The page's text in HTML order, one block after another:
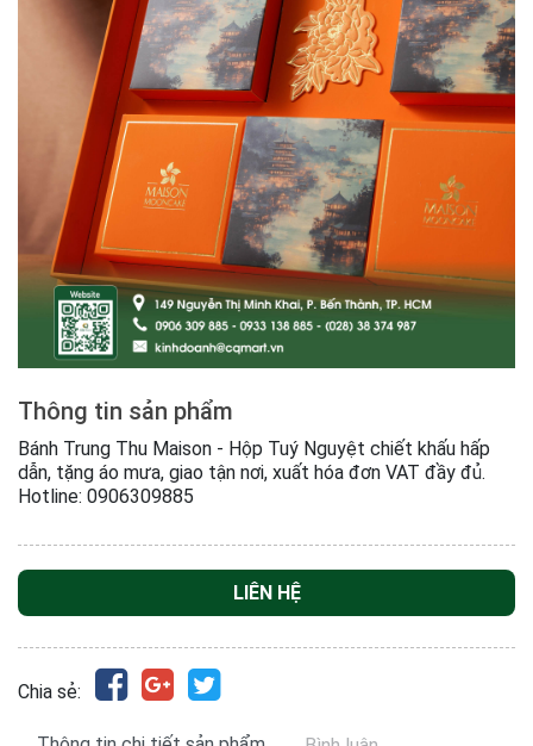
Thông tin sản phẩm
Bánh Trung Thu Maison - Hộp Tuý Nguyệt chiết khấu hấp
dẫn, tặng áo mưa, giao tận nơi, xuất hóa đơn VAT đầy đủ.
Hotline: 0906309885
LIÊN HỆ
Chia sẻ: